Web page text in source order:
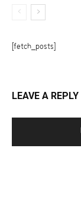
[fetch_posts]
LEAVE A REPLY